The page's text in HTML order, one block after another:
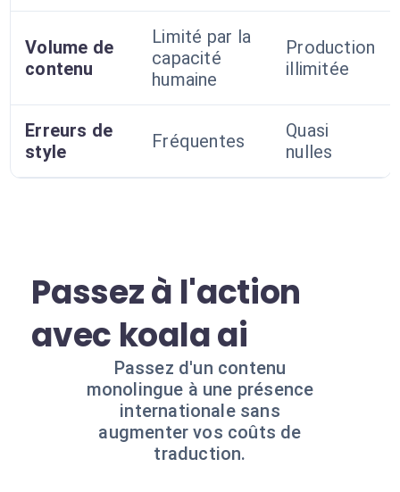
Volume de
contenu
Limité par la
capacité
humaine
Production
illimitée
Erreurs de
style
Fréquentes
Quasi
nulles
Passez à l'action
avec koala ai
Passez d'un contenu
monolingue à une présence
internationale sans
augmenter vos coûts de
traduction.